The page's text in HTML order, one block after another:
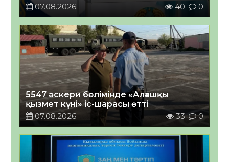
07.08.2026
40 0
5547 әскери бөлімінде «Алғашқы
қызмет күні» іс-шарасы өтті
07.08.2026
33 0